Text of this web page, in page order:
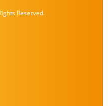
Reserved.